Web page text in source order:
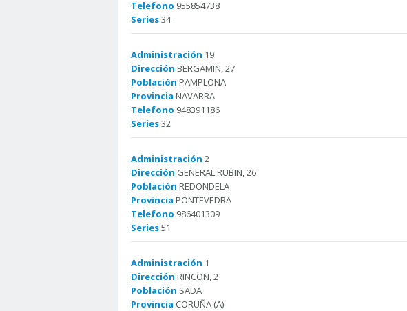
Telefono 955854738
Series34
Administración 19
Dirección BERGAMIN, 27
Población PAMPLONA
Provincia NAVARRA
Telefono 948391186
Series32
Administración 2
Dirección GENERAL RUBIN, 26
Población REDONDELA
Provincia PONTEVEDRA
Telefono 986401309
Series51
Administración 1
Dirección RINCON, 2
Población SADA
Provincia CORUÑA (A)